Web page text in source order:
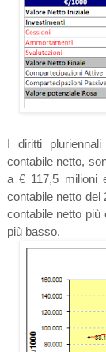
I diritti
contabile netto,
a € 117,5 milioni
contabile netto del
contabile netto più
più basso.